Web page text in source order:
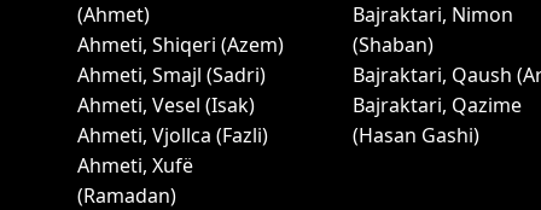
(Ahmet)
Ahmeti, Shiqeri (Azem)
Ahmeti, Smajl (Sadri)
Ahmeti, Vesel (Isak)
Ahmeti, Vjollca (Fazli)
Ahmeti, Xufë
(Ramadan)
Bajraktari, Nimon
(Shaban)
Bajraktari, Qaush
Bajraktari, Qazime
(Hasan Gashi)